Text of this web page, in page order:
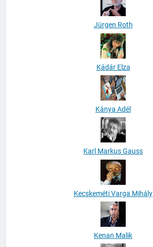
Jürgen Roth
Kádár Elza
Kánya Adél
Karl Markus Gauss
Kecskeméti Varga Mihály
Kenan Malik